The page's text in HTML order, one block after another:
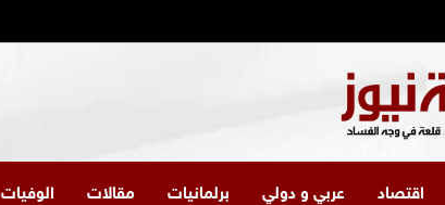
اقتصاد عربي و دولي برلمانيات مقالات الوفيات